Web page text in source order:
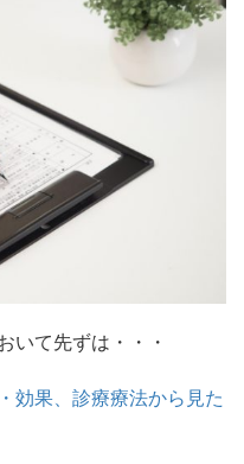
いて先ずは・・・
効果、診療療法から見た